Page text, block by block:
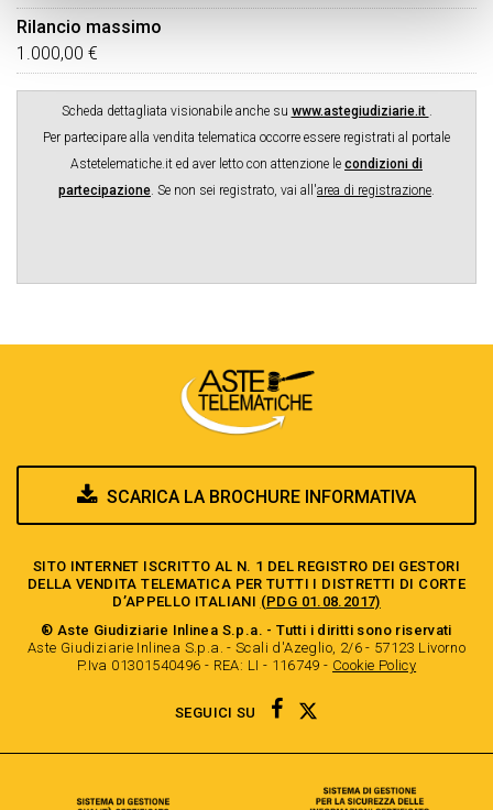
Rilancio massimo
1.000,00 €
Scheda dettagliata visionabile anche su www.astegiudiziarie.it .
Per partecipare alla vendita telematica occorre essere registrati al portale
Astetelematiche.it ed aver letto con attenzione le condizioni di
partecipazione. Se non sei registrato, vai all'area di registrazione.
SCARICA LA BROCHURE INFORMATIVA
SITO INTERNET ISCRITTO AL N. 1 DEL REGISTRO DEI GESTORI
DELLA VENDITA TELEMATICA PER TUTTI I DISTRETTI DI CORTE
D’APPELLO ITALIANI (PDG 01.08.2017)
® Aste Giudiziarie Inlinea S.p.a. - Tutti i diritti sono riservati
Aste Giudiziarie Inlinea S.p.a. - Scali d'Azeglio, 2/6 - 57123 Livorno
P.Iva 01301540496 - REA: LI - 116749 - Cookie Policy
SEGUICI SU FACEBOOK